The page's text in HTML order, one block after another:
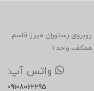
خیابان 12 فروردین، روبروی رستوران میرزا قاسم
واحد 1
واتس آپ:
09108062295